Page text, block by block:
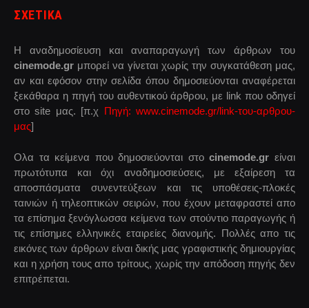
ΣΧΕΤΙΚΑ
Η αναδημοσίευση και αναπαραγωγή των άρθρων του
cinemode.gr μπορεί να γίνεται χωρίς την συγκατάθεση μας,
αν και εφόσον στην σελίδα όπου δημοσιεύονται αναφέρεται
ξεκάθαρα η πηγή του αυθεντικού άρθρου, με link που οδηγεί
στο site μας. [π.χ Πηγή: www.cinemode.gr/link-του-αρθρου-
μας]
Ολα τα κείμενα που δημοσιεύονται στοcinemode.gr είναι
πρωτότυπα και όχι αναδημοσιεύσεις, με εξαίρεση τα
αποσπάσματα συνεντεύξεων και τις υποθέσεις-πλοκές
ταινιών ή τηλεοπτικών σειρών, που έχουν μεταφραστεί απο
τα επίσημα ξενόγλωσσα κείμενα των στούντιο παραγωγής ή
τις επίσημες ελληνικές εταιρείες διανομής. Πολλές απο τις
εικόνες των άρθρων είναι δικής μας γραφιστικής δημιουργίας
και η χρήση τους απο τρίτους, χωρίς την απόδοση πηγής δεν
επιτρέπεται.